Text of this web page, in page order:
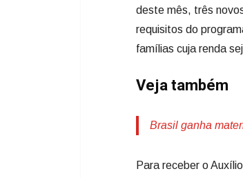
deste mês, três
requisitos do
famílias cuja renda
Veja também
Brasil ganha
Para receber o